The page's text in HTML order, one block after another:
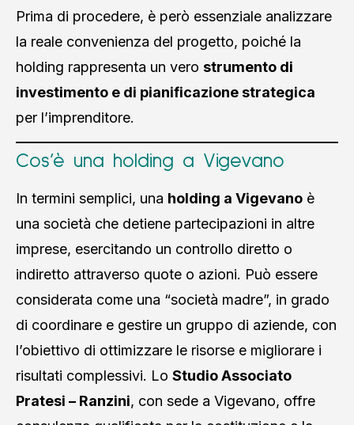
Prima di procedere, è però essenziale analizzare
la reale convenienza del progetto, poiché la
holding rappresenta un vero strumento di
investimento e di pianificazione strategica
per l’imprenditore.
Cos’è una holding a Vigevano
In termini semplici, una holding a Vigevano è
una società che detiene partecipazioni in altre
imprese, esercitando un controllo diretto o
indiretto attraverso quote o azioni. Può essere
considerata come una “società madre”, in grado
di coordinare e gestire un gruppo di aziende, con
l’obiettivo di ottimizzare le risorse e migliorare i
risultati complessivi. Lo Studio Associato
Pratesi – Ranzini, con sede a Vigevano, offre